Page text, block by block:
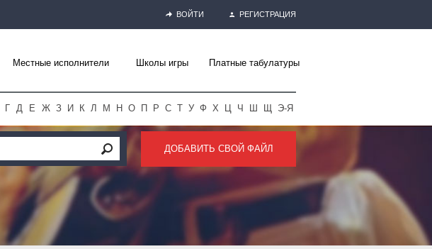
ВОЙТИ РЕГИСТРАЦИЯ
Местные исполнители Школы игры Платные табулатуры
Г Д Е Ж З И К Л М Н О П Р С Т У Ф Х Ц Ч Ш Щ Э-Я
ДОБАВИТЬ СВОЙ ФАЙЛ